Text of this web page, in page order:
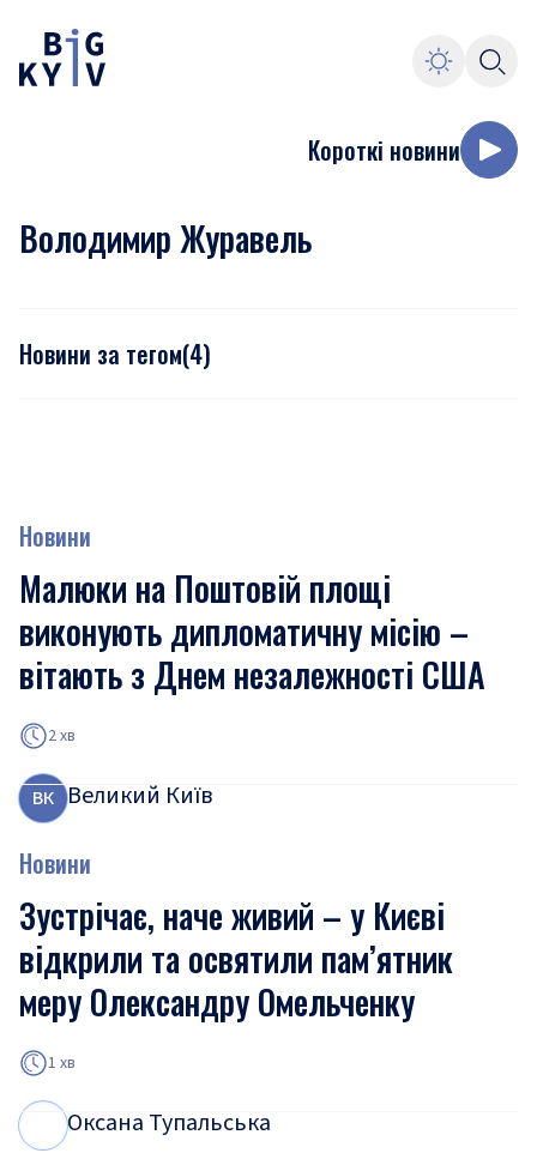
Короткі новини
Володимир Журавель
Новини за тегом(4)
Новини
Малюки на Поштовій площі
виконують дипломатичну місію –
вітають з Днем незалежності США
2 хв
ВК Великий Київ
Новини
Зустрічає, наче живий – у Києві
відкрили та освятили пам’ятник
меру Олександру Омельченку
1 хв
Оксана Тупальська